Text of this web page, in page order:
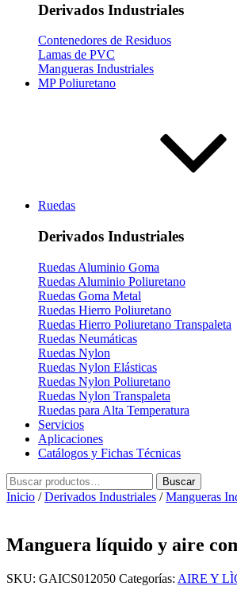
Derivados Industriales
Contenedores de Residuos
Lamas de PVC
Mangueras Industriales
MP Poliuretano
Ruedas
Derivados Industriales
Ruedas Aluminio Goma
Ruedas Aluminio Poliuretano
Ruedas Goma Metal
Ruedas Hierro Poliuretano
Ruedas Hierro Poliuretano Transpaleta
Ruedas Neumáticas
Ruedas Nylon
Ruedas Nylon Elásticas
Ruedas Nylon Poliuretano
Ruedas Nylon Transpaleta
Ruedas para Alta Temperatura
Servicios
Aplicaciones
Catálogos y Fichas Técnicas
Buscar
por:
Buscar
Inicio /Derivados Industriales /Mangueras
Manguera líquido y aire
SKU: GAICS012050 Categorías: AIRE Y